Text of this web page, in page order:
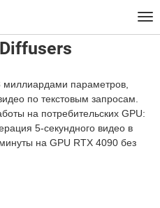
Diffusers
параметров,
по текстовым запросам.
на потребительских GPU:
5-секундного видео в
на GPU RTX 4090 без